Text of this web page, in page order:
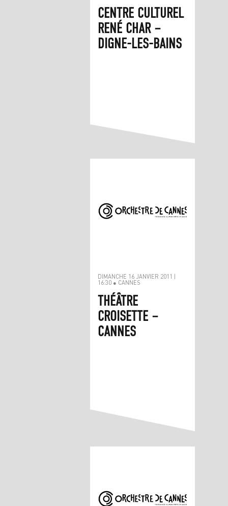
CENTRE CULTUREL
RENÉ CHAR –
DIGNE-LES-BAINS
DIMANCHE 16 JANVIER 2011 |
16:30 ● CANNES
THÉÂTRE
CROISETTE –
CANNES